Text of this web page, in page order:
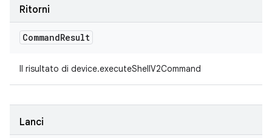
Ritorni
CommandResult
Il risultato di device.executeShellV2Command
Lanci